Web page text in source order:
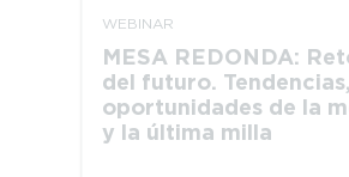
WEBINAR
MESA REDONDA:
del futuro.
oportunidades de la
y la última milla